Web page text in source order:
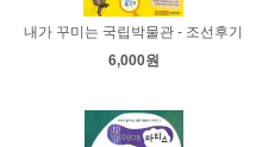
내가 꾸미는 국립박물관 - 조선후기
6,000원